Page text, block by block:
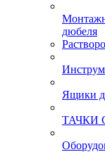
дюбеля
Ящики
ТАЧКИ